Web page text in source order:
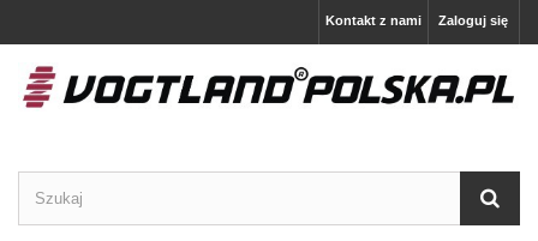
Zaloguj się
Kontakt z nami